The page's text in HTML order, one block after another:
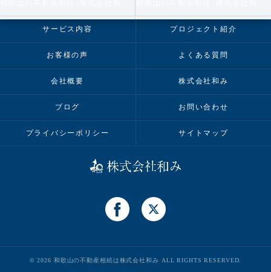
サービス内容 プロジェクト紹介
お客様の声 よくある質問
会社概要 株式会社和み
ブログ お問い合わせ
プライバシーポリシー サイトマップ
© 2026 和歌山の不動産相続は株式会社和み ALL RIGHTS RESERVED.